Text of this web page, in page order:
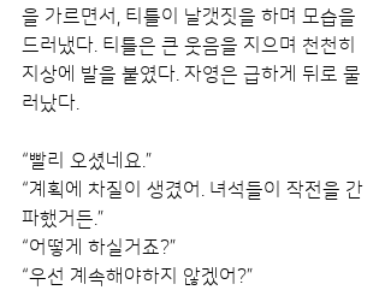
을 가르면서, 티틀이 날갯짓을 하며 모습을
드러냈다. 티틀은 큰 웃음을 지으며 천천히
지상에 발을 붙였다. 자영은 급하게 뒤로 물
러났다.
“빨리 오셨네요.”
“계획에 차질이 생겼어. 녀석들이 작전을 간
파했거든.”
“어떻게 하실거죠?”
“우선 계속해야하지 않겠어?”